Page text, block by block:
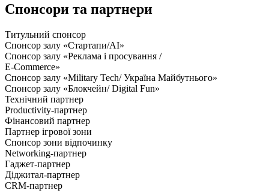
Спонсори та партнери
Титульний спонсор
Спонсор залу «Стартапи/AI»
Спонсор залу «Реклама і просування /
E-Commerce»
Спонсор залу «Military Tech/ Україна Майбутнього»
Спонсор залу «Блокчейн/ Digital Fun»
Технічний партнер
Productivity-партнер
Фінансовий партнер
Партнер ігрової зони
Спонсор зони відпочинку
Networking-партнер
Гаджет-партнер
Діджитал-партнер
CRM-партнер